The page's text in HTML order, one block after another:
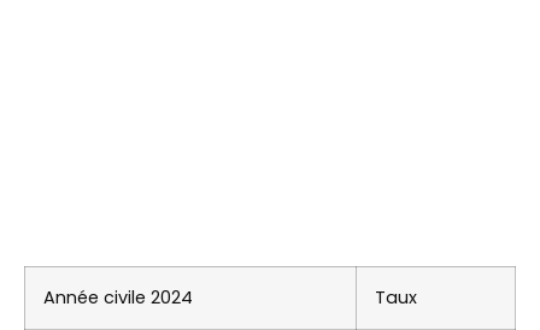
Année civile 2024 Taux